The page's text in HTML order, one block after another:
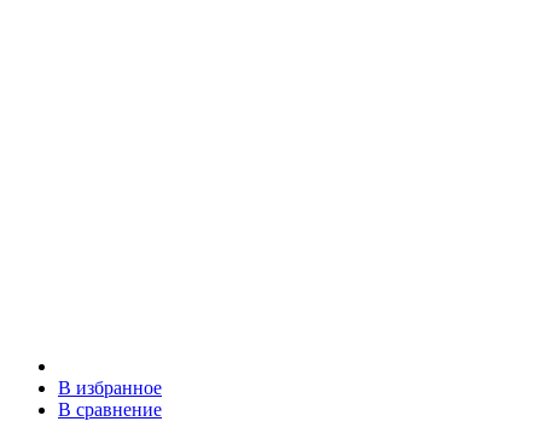
В избранное
В сравнение